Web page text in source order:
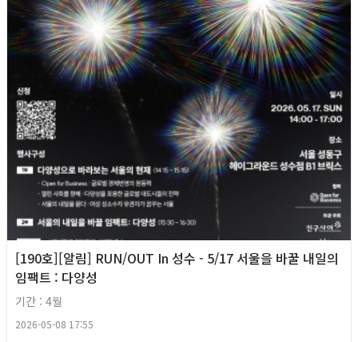
[190호][알림] RUN/OUT In 성수 - 5/17 서울을 바꿀 내일의
임팩트 : 다양성
기간 : 4월
2026-05-08 17:55